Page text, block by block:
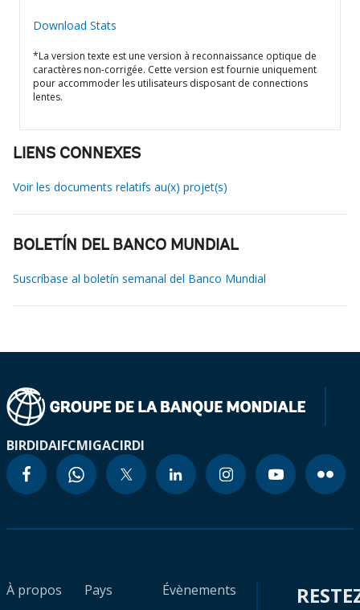
Download Stats
*La version texte est une version à reconnaissance optique de
caractères non-corrigée. Cette version est fournie uniquement
pour accommoder les utilisateurs disposant de connections
lentes.
LIENS CONNEXES
Voir les documents relatifs au(x) projet(s)
BOLETÍN DEL BANCO MUNDIAL
Suscríbase al boletín semanal del Banco Mundial
BIRDIDAIFCMIGACIRDI
À propos
Pays
Évènements